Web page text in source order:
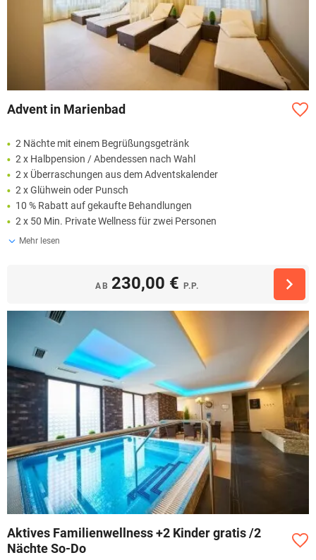
Advent in Marienbad
2 Nächte mit einem Begrüßungsgetränk
2 x Halbpension / Abendessen nach Wahl
2 x Überraschungen aus dem Adventskalender
2 x Glühwein oder Punsch
10 % Rabatt auf gekaufte Behandlungen
2 x 50 Min. Private Wellness für zwei Personen
Mehr lesen
AB 230,00 € P.P.
Aktives Familienwellness +2 Kinder gratis /2
Nächte So-Do